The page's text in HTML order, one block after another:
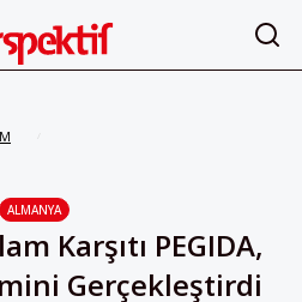
ALMANYA
Karşıtı PEGIDA,
Gerçekleştirdi